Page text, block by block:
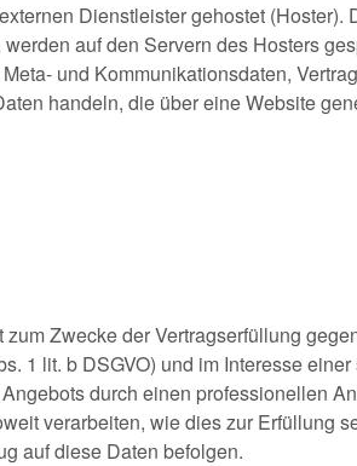
Dienstleister gehostet
auf den Servern des Hosters
und Kommunikationsdaten,
handeln, die über eine Website
Zwecke der Vertragserfüllung
1 lit. b DSGVO) und im Interesse
durch einen professionellen
verarbeiten, wie dies zur Erfüllung
auf diese Daten befolgen.